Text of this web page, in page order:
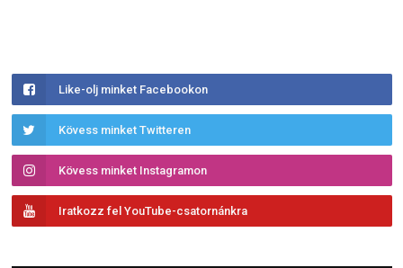
Like-olj minket Facebookon
Kövess minket Twitteren
Kövess minket Instagramon
Iratkozz fel YouTube-csatornánkra